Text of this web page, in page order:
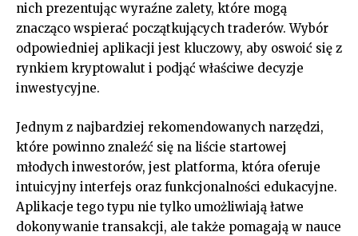
nich prezentując wyraźne zalety, które mogą
znacząco wspierać początkujących traderów. Wybór
odpowiedniej aplikacji jest kluczowy, aby oswoić się z
rynkiem kryptowalut i podjąć właściwe decyzje
inwestycyjne.
Jednym z najbardziej rekomendowanych narzędzi,
które powinno znaleźć się na liście startowej
młodych inwestorów, jest platforma, która oferuje
intuicyjny interfejs oraz funkcjonalności edukacyjne.
Aplikacje tego typu nie tylko umożliwiają łatwe
dokonywanie transakcji, ale także pomagają w nauce